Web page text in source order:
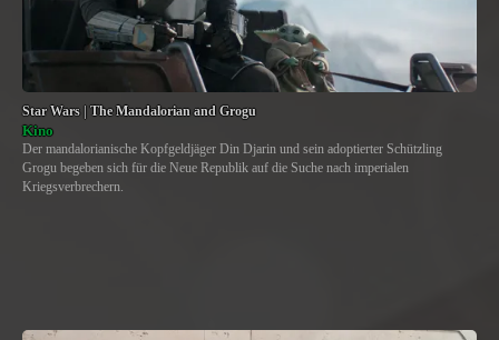
Star Wars | The Mandalorian and Grogu
Kino
Der mandalorianische Kopfgeldjäger Din Djarin und sein adoptierter Schützling
Grogu begeben sich für die Neue Republik auf die Suche nach imperialen
Kriegsverbrechern.